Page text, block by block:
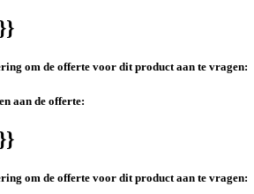
om de offerte voor dit product aan te vragen:
aan de offerte:
om de offerte voor dit product aan te vragen: